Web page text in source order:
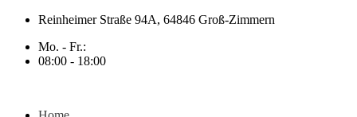
Zum
springen
Reinheimer Straße 94A, 64846 Groß-Zimmern
Mo. - Fr.:
08:00 - 18:00